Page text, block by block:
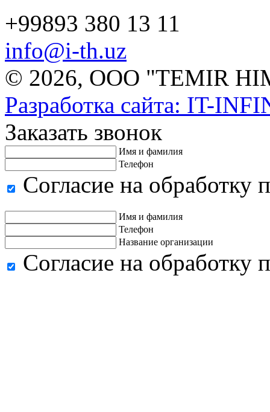
+99893 380 13 11
info@i-th.uz
© 2026, ООО "TEMIR
Разработка сайта: IT-
Заказать звонок
Имя и фамилия
Телефон
Согласие на обработку
Имя и фамилия
Телефон
Название организации
Согласие на обработку